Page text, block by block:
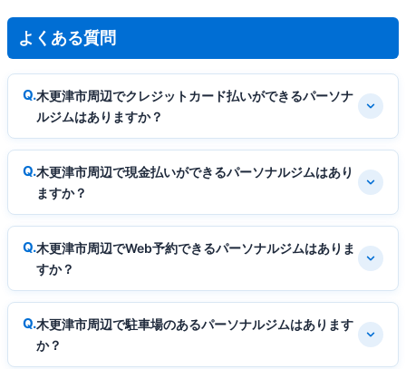
よくある質問
木更津市周辺でクレジットカード払いができるパーソナ
ルジムはありますか？
木更津市周辺で現金払いができるパーソナルジムはあり
ますか？
木更津市周辺でWeb予約できるパーソナルジムはありま
すか？
木更津市周辺で駐車場のあるパーソナルジムはあります
か？